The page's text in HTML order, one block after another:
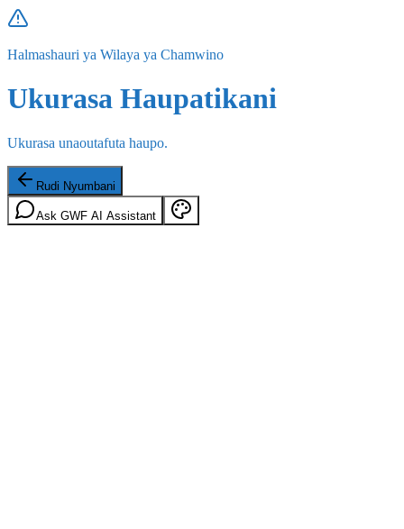
Halmashauri ya Wilaya ya Chamwino
Ukurasa Haupatikani
Ukurasa unaoutafuta haupo.
Rudi Nyumbani
Ask GWF AI Assistant